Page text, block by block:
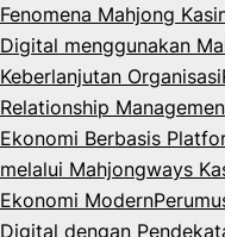
Fenomena Mahjong
Digital menggunakan
Keberlanjutan Organisasi
Relationship
Ekonomi Berbasis
melalui Mahjongways
Ekonomi Modern
Digital dengan